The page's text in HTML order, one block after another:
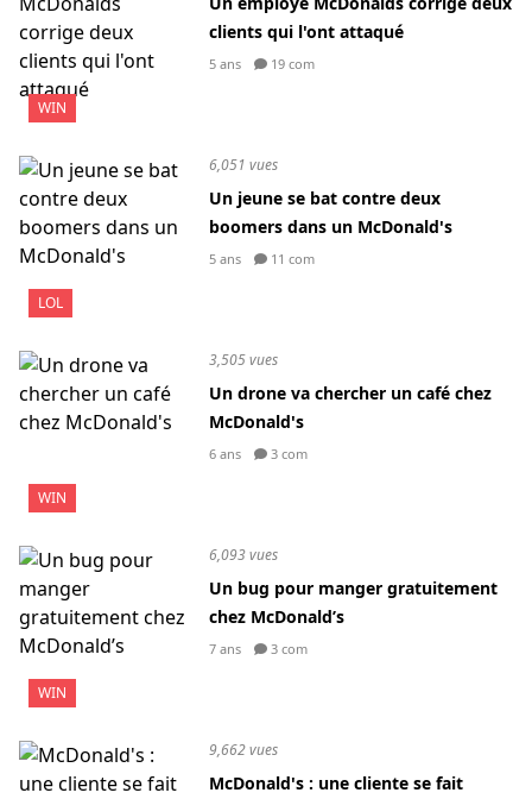
WIN
clients qui l'ont attaqué
5 ans 19 com
LOL
6,051 vues
Un jeune se bat contre deux
boomers dans un McDonald's
5 ans 11 com
WIN
3,505 vues
Un drone va chercher un café chez
McDonald's
6 ans 3 com
WIN
6,093 vues
Un bug pour manger gratuitement
chez McDonald’s
7 ans 3 com
9,662 vues
McDonald's : une cliente se fait